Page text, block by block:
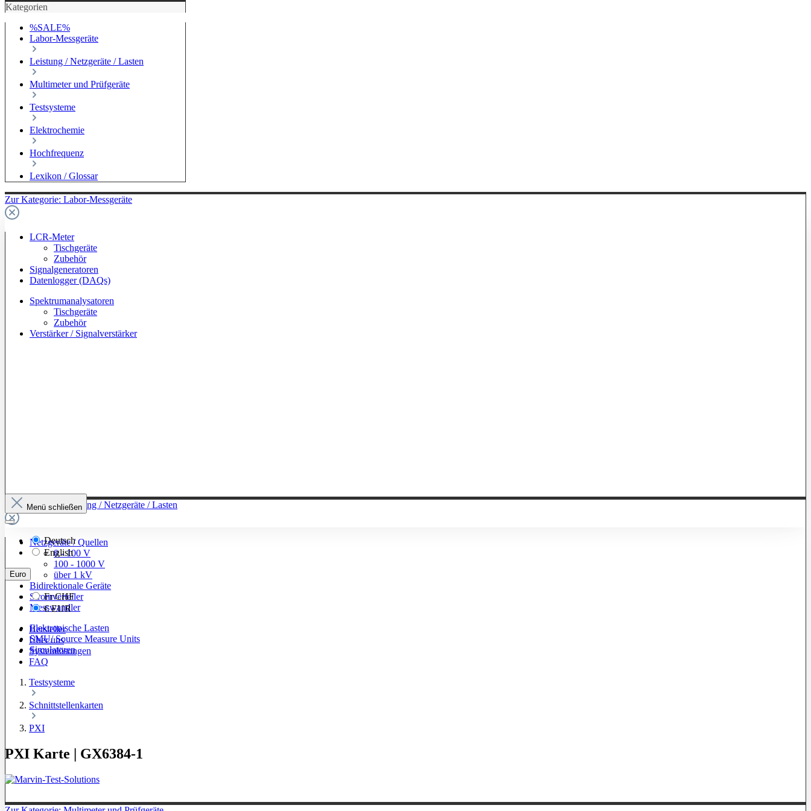
Kategorien
%SALE%
Labor-Messgeräte
Leistung / Netzgeräte / Lasten
Multimeter und Prüfgeräte
Testsysteme
Elektrochemie
Hochfrequenz
Lexikon / Glossar
Zur Kategorie: Labor-Messgeräte
LCR-Meter
Tischgeräte
Zubehör
Signalgeneratoren
Datenlogger (DAQs)
Spektrumanalysatoren
Tischgeräte
Zubehör
Verstärker / Signalverstärker
Zur Kategorie: Leistung / Netzgeräte / Lasten
Netzgeräte / Quellen
0 - 100 V
100 - 1000 V
über 1 kV
Bidirektionale Geräte
Stromverteiler
Messwandler
Elektronische Lasten
SMU/ Source Measure Units
Simulatoren
Menü schließen
Deutsch
English
Euro
FrCHF
€EUR
Hersteller
Über uns
Systemlösungen
FAQ
Testsysteme
Schnittstellenkarten
PXI
PXI Karte | GX6384-1